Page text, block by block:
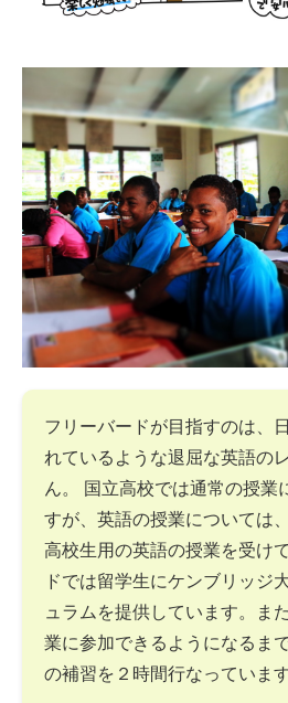
フリーバードが目指すのは、
れているような退屈な英語の
ん。 国立高校では通常の授業
すが、英語の授業については
高校生用の英語の授業を受け
ドでは留学生にケンブリッジ
ュラムを提供しています。ま
業に参加できるようになるま
の補習を２時間行なっています